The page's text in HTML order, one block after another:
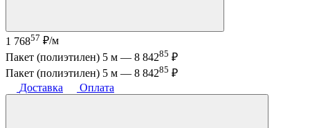
1 76857 ₽/м
Пакет (полиэтилен) 5 м — 8 84285 ₽
Пакет (полиэтилен) 5 м — 8 84285 ₽
Доставка
Оплата